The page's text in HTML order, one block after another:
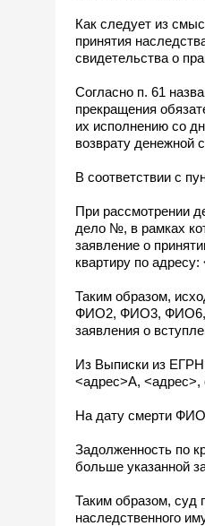
Как следует из
принятия
свидетельства о
Согласно п. 61
прекращения
их исполнению со
возврату денежной
В соответствии с
При рассмотрении
дело №, в рамках
заявление о
квартиру по
Таким образом,
ФИО2, ФИО3, ФИО6,
заявления о
Из Выписки из ЕГРН
<адрес>А, <адрес>,
На дату смерти
Задолженность по
больше указанной
Таким образом, суд
наследственного